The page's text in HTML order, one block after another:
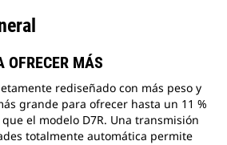
OFRECER MÁS
rediseñado con más peso y
grande para ofrecer hasta un 11 %
el modelo D7R. Una transmisión
totalmente automática permite